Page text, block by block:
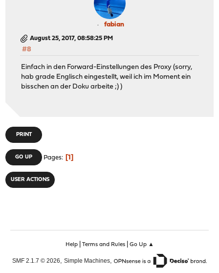
fabian
August 25, 2017, 08:58:25 PM
#8
Einfach in den Forward-Einstellungen des Proxy (sorry,
hab grade Englisch eingestellt, weil ich im Moment ein
bisschen an der Doku arbeite ;) )
PRINT
GO UP Pages 1
USER ACTIONS
Help| Terms and Rules| Go Up ▲
SMF 2.1.7 © 2026, Simple Machines,